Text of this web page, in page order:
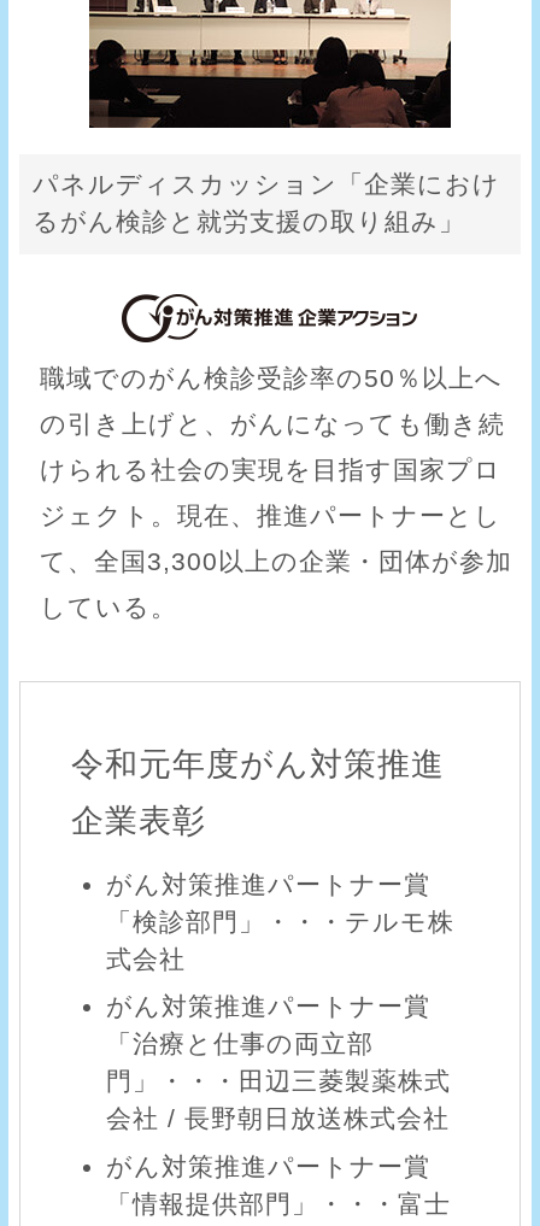
パネルディスカッション「企業におけ
るがん検診と就労支援の取り組み」
職域でのがん検診受診率の50％以上へ
の引き上げと、がんになっても働き続
けられる社会の実現を目指す国家プロ
ジェクト。現在、推進パートナーとし
て、全国3,300以上の企業・団体が参加
している。
令和元年度がん対策推進
企業表彰
がん対策推進パートナー賞
「検診部門」・・・テルモ株
式会社
がん対策推進パートナー賞
「治療と仕事の両立部
門」・・・田辺三菱製薬株式
会社 / 長野朝日放送株式会社
がん対策推進パートナー賞
「情報提供部門」・・・富士